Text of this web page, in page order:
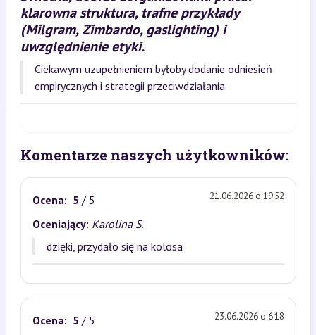
klarowna struktura, trafne przykłady
(Milgram, Zimbardo, gaslighting) i
uwzględnienie etyki.
Ciekawym uzupełnieniem byłoby dodanie odniesień
empirycznych i strategii przeciwdziałania.
Komentarze naszych użytkowników:
Ocena: 5 / 5 21.06.2026 o 19:52
Oceniający: Karolina S.
dzięki, przydało się na kolosa
Ocena: 5 / 5 23.06.2026 o 6:18